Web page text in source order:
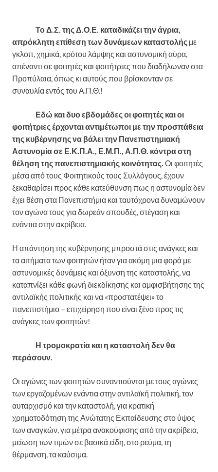
Το Δ.Σ. της Δ.Ο.Ε. καταδικάζει την άγρια,
απρόκλητη επίθεση των δυνάμεων καταστολής με
γκλοπ, χημικά, κρότου λάμψης και αστυνομική αύρα,
απέναντι σε φοιτητές και φοιτήτριες που διαδήλωναν στα
Προπύλαια, όπως κι αυτούς που βρίσκονταν σε
συναυλία εντός του Α.Π.Θ.!
Εδώ και δυο εβδομάδες οι φοιτητές και οι
φοιτήτριες έρχονται αντιμέτωποι με την προσπάθεια
της κυβέρνησης να βάλει την Πανεπιστημιακή
Αστυνομία σε Ε.Κ.Π.Α., Ε.Μ.Π., Α.Π.Θ. κόντρα στη
θέληση της πανεπιστημιακής κοινότητας. Οι φοιτητές
μέσα από τους Φοιτητικούς τους Συλλόγους, έχουν
ξεκαθαρίσει προς κάθε κατεύθυνση πως η αστυνομία δεν
έχει θέση στα Πανεπιστήμια και ταυτόχρονα δυναμώνουν
τον αγώνα τους για δωρεάν σπουδές, στέγαση και
ενάντια στην ακρίβεια.
Η απάντηση της κυβέρνησης μπροστά στις ανάγκες και
τα αιτήματα των φοιτητών ήταν για ακόμη μια φορά με
αστυνομικές δυνάμεις και όξυνση της καταστολής, να
καταπνίξει κάθε φωνή διεκδίκησης και αμφισβήτησης της
αντιλαϊκής πολιτικής και να «προστατέψει» το
πανεπιστήμιο – επιχείρηση που είναι ξένο προς τις
ανάγκες των φοιτητών!
Η τρομοκρατία και η καταστολή δεν θα
περάσουν.
Οι αγώνες των φοιτητών συναντιούνται με τους αγώνες
των εργαζομένων ενάντια στην αντιλαϊκή πολιτική, τον
αυταρχισμό και την καταστολή, για κρατική
χρηματοδότηση της Ανώτατης Εκπαίδευσης στο ύψος
των αναγκών, για μέτρα ανακούφισης από την ακρίβεια,
μείωση των τιμών σε βασικά είδη, στο ρεύμα, τη
θέρμανση, τα καύσιμα.